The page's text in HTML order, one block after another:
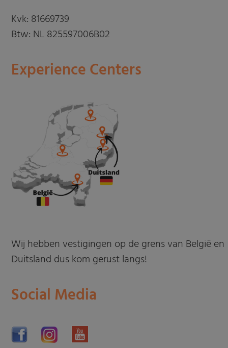
Kvk: 81669739
Btw: NL 825597006B02
Experience Centers
Wij hebben vestigingen op de grens van België en
Duitsland dus kom gerust langs!
Social Media